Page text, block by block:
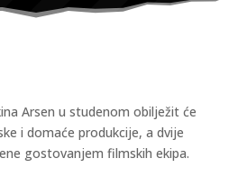
Arsen u studenom obilježit će
i domaće produkcije, a dvije
gostovanjem filmskih ekipa.